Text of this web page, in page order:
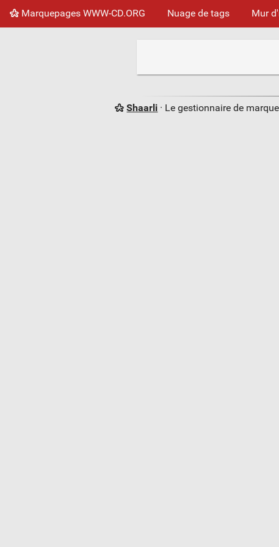
Marquepages WWW-CD.ORG Nuage de tags Mur
Shaarli · Le gestionnaire de